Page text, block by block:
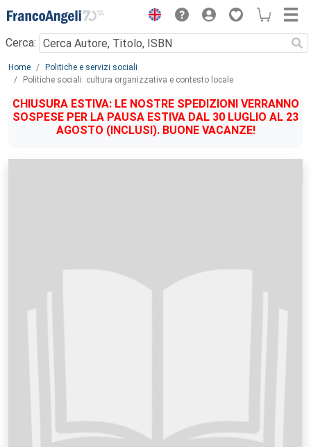
Menu
Cerca:
Main content
Home
Politiche e servizi sociali
Politiche sociali: cultura organizzativa e contesto locale
CHIUSURA ESTIVA: LE NOSTRE SPEDIZIONI VERRANNO
SOSPESE PER LA PAUSA ESTIVA DAL 30 LUGLIO AL 23
AGOSTO (INCLUSI). BUONE VACANZE!